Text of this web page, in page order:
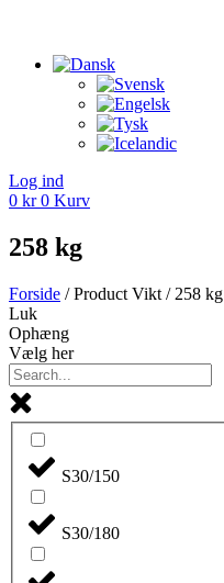
Log ind
0 kr 0 Kurv
258 kg
Forside / Product Vikt / 258 kg
Luk
Ophæng
Vælg her
S30/150
S30/180